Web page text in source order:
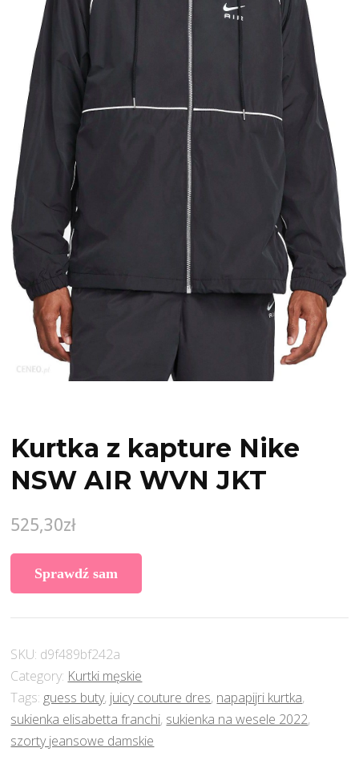
Kurtka z kapture Nike
NSW AIR WVN JKT
525,30zł
Sprawdź sam
SKU: d9f489bf242a
Category: Kurtki męskie
Tags: guess buty, juicy couture dres, napapijri kurtka,
sukienka elisabetta franchi, sukienka na wesele 2022,
szorty jeansowe damskie